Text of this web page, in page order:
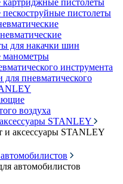
картриджные пистолеты
пистолеты
для накачки шин
манометры
инструмента
пневматического
воздуха
STANLEY
и аксессуары STANLEY
автомобилистов